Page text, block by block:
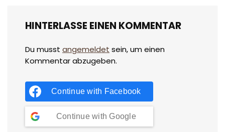
HINTERLASSE EINEN KOMMENTAR
Du musst angemeldet sein, um einen
Kommentar abzugeben.
Continue with Facebook
Continue with Google